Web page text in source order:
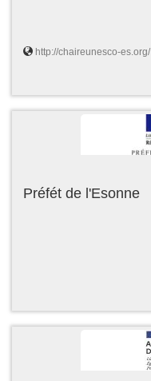
http://chaireunesco-es.org/
Préfét de l'Esonne